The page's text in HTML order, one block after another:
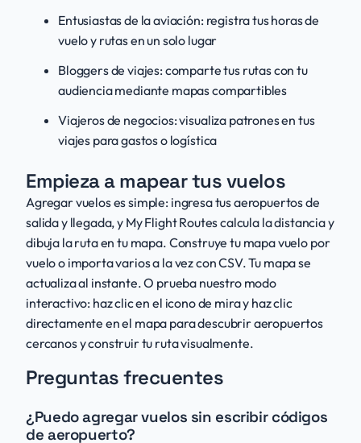
Entusiastas de la aviación: registra tus horas de
vuelo y rutas en un solo lugar
Bloggers de viajes: comparte tus rutas con tu
audiencia mediante mapas compartibles
Viajeros de negocios: visualiza patrones en tus
viajes para gastos o logística
Empieza a mapear tus vuelos
Agregar vuelos es simple: ingresa tus aeropuertos de
salida y llegada, y My Flight Routes calcula la distancia y
dibuja la ruta en tu mapa. Construye tu mapa vuelo por
vuelo o importa varios a la vez con CSV. Tu mapa se
actualiza al instante. O prueba nuestro modo
interactivo: haz clic en el icono de mira y haz clic
directamente en el mapa para descubrir aeropuertos
cercanos y construir tu ruta visualmente.
Preguntas frecuentes
¿Puedo agregar vuelos sin escribir códigos
de aeropuerto?